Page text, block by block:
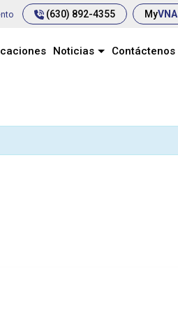
(630) 892-4355 MyVNA
Noticias Contáctenos